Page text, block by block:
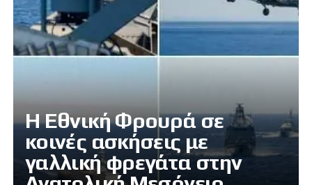
Η Εθνική Φρουρά σε
κοινές ασκήσεις με
γαλλική φρεγάτα στην